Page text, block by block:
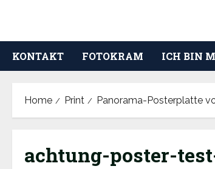
content
KONTAKT FOTOKRAM ICH BIN
Home Print Panorama-Posterplatte
achtung-poster-